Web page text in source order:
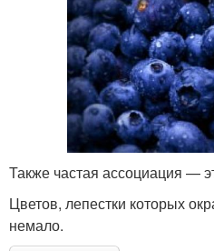
Также частая ассоциация —
Цветов, лепестки которых
немало.